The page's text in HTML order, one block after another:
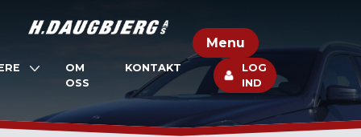
Menu
OM
OSS
KONTAKT
LOG
IND